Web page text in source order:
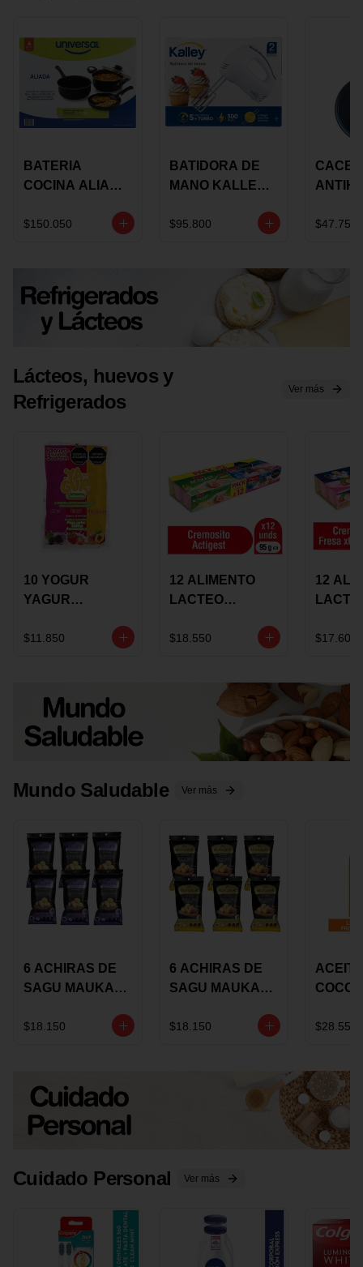
BATERIA
COCINA ALIADA
PIEZAS
$150.050
BATIDORA DE
MANO KALLEY
VELOCIDADES
$95.800
TAPA
$47.750
Lácteos, huevos y
Refrigerados
Ver más
10 YOGUR
YAGUR
150ML SURTIDO
$11.850
12 ALIMENTO
LACTEO
ALQUERIA
$18.550
12
$17.600
Mundo Saludable Ver más
6 ACHIRAS DE
SAGU MAUKA
$18.150
6 ACHIRAS DE
SAGU MAUKA
GRS
$18.150
COCO
150G
$28.550
Cuidado Personal Ver más